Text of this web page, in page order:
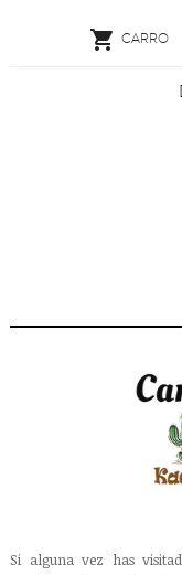
 CARRO
Si alguna vez has